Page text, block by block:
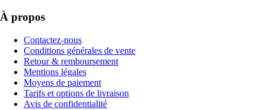
À propos
Contactez-nous
Conditions générales de vente
Retour & remboursement
Mentions légales
Moyens de paiement
Tarifs et options de livraison
Avis de confidentialité